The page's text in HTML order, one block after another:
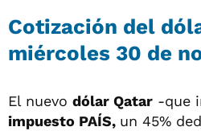
Cotización del
miércoles 30 de
El nuevo dólar Qatar -que
impuesto PAÍS, un 45%